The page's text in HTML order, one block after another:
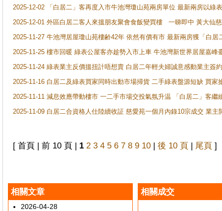
2025-12-02 「白居二」客再度入市牛池灣瓊山苑兩房單位 最新兩房以綠
2025-12-01 外區白居二客人來搵朋友聚會食飯變買樓 一睇即中 黃大仙
2025-11-27 牛池灣居屋瓊山苑樓齢42年 依然有價有市 最新兩房獲「白居
2025-11-25 樓市回暖 綠表公屋客亦趁勢入市上車 牛池灣新世界居屋嘉峰
2025-11-24 綠表業主反價搵扭計唔想賣 白居二年輕夫婦誠意感動業主簽
2025-11-16 白居二及綠表買家同時出動市場掃貨 二手綠表盤源短缺 買
2025-11-11 減息效應帶動樓市 一二手市場交投氣氛升温 「白居二」客
2025-11-09 白居二合資格人仕陸續收証 慈愛苑一個月內錄10宗成交 業
[ 首頁 | 前 10 頁 | 1 2 3 4 5 6 7 8 9 10 | 後 10 頁 | 尾頁 ]
相關文章
2026-04-28
相關成交